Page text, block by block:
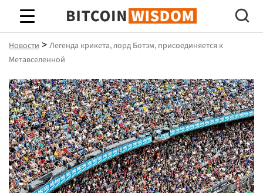
Биткойн Мудрость
Новости > Легенда крикета, лорд Ботэм, присоединяется к
Метавселенной